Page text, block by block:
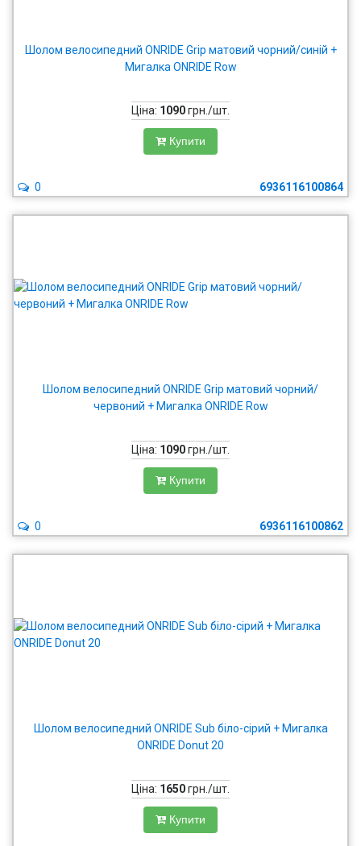
Шолом велосипедний ONRIDE Grip матовий чорний/синій +
Мигалка ONRIDE Row
Ціна: 1090грн./шт.
Купити
6936116100864
0
Шолом велосипедний ONRIDE Grip матовий чорний/
червоний + Мигалка ONRIDE Row
Ціна: 1090грн./шт.
Купити
6936116100862
0
Шолом велосипедний ONRIDE Sub біло-сірий + Мигалка
ONRIDE Donut 20
Ціна: 1650грн./шт.
Купити